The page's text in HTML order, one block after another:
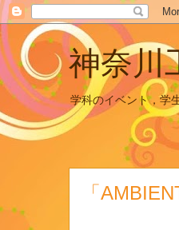
神奈川
学科のイベント，学
「